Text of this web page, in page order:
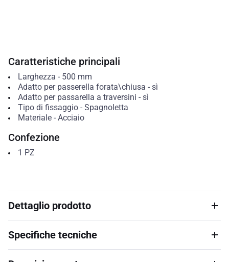
Caratteristiche principali
Larghezza - 500 mm
Adatto per passerella forata\chiusa - sì
Adatto per passarella a traversini - sì
Tipo di fissaggio- Spagnoletta
Materiale- Acciaio
Confezione
1 PZ
Dettaglio prodotto
Specifiche tecniche